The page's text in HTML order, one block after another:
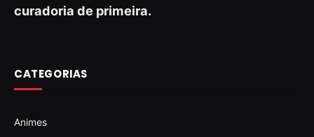
curadoria de primeira.
CATEGORIAS
Animes